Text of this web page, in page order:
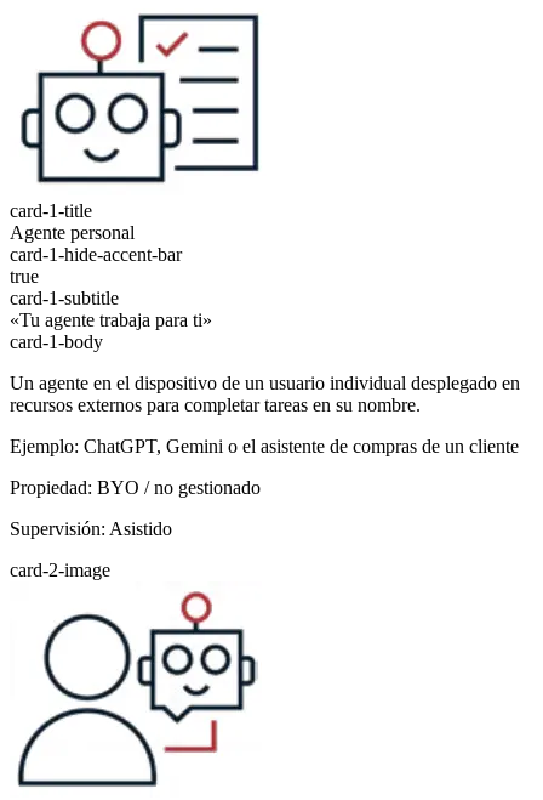
card-1-title
Agente personal
card-1-hide-accent-bar
true
card-1-subtitle
«Tu agente trabaja para ti»
card-1-body
Un agente en el dispositivo de un usuario individual desplegado en
recursos externos para completar tareas en su nombre.
Ejemplo: ChatGPT, Gemini o el asistente de compras de un cliente
Propiedad: BYO / no gestionado
Supervisión: Asistido
card-2-image